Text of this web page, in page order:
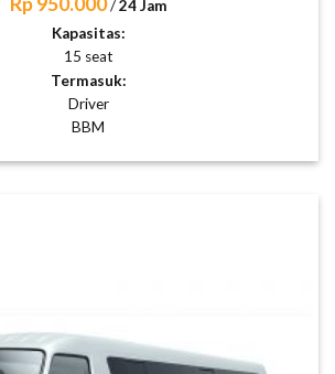
/24 Jam
Kapasitas:
15 seat
Termasuk:
Driver
BBM